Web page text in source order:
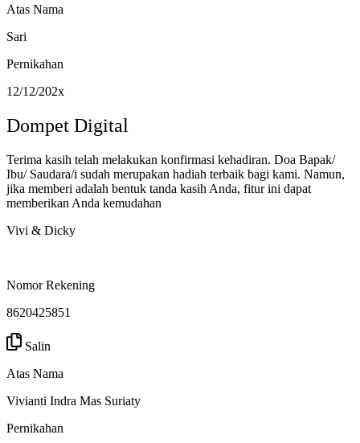
Atas Nama
Sari
Pernikahan
12/12/202x
Dompet Digital
Terima kasih telah melakukan konfirmasi kehadiran. Doa Bapak/
Ibu/ Saudara/i sudah merupakan hadiah terbaik bagi kami. Namun,
jika memberi adalah bentuk tanda kasih Anda, fitur ini dapat
memberikan Anda kemudahan
Vivi & Dicky
Nomor Rekening
8620425851
Salin
Atas Nama
Vivianti Indra Mas Suriaty
Pernikahan